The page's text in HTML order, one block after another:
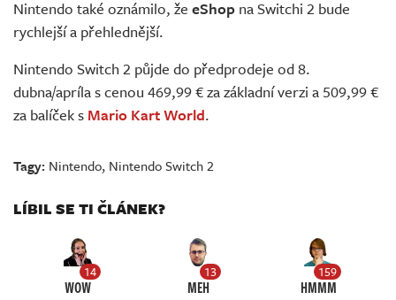
Nintendo také oznámilo, že eShop na Switchi 2 bude
rychlejší a přehlednější.
Nintendo Switch 2 půjde do předprodeje od 8.
dubna/apríla s cenou 469,99 € za základní verzi a 509,99 €
za balíček s Mario Kart World.
Tagy: Nintendo, Nintendo Switch 2
LÍBIL SE TI ČLÁNEK?
14
WOW
13
MEH
159
HMMM